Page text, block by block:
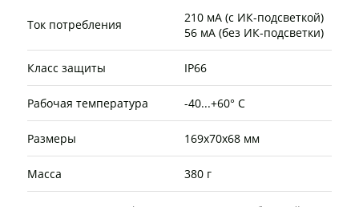
Ток потребления
210 мА (с ИК-подсветкой)
56 мА (без ИК-подсветки)
Класс защиты IP66
Рабочая температура -40...+60° C
Размеры 169х70х68 мм
Масса 380 г